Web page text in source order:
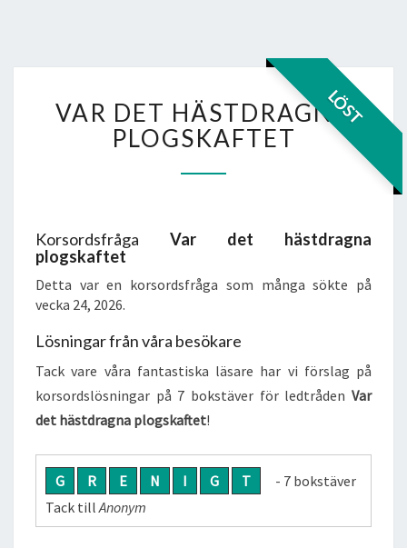
LÖST
DET
HÄSTDRAGNA
PLOGSKAFTET
VAR DET HÄSTDRAGNA
PLOGSKAFTET
Korsordsfråga Var det hästdragna
plogskaftet
Detta var en korsordsfråga som många sökte på
vecka 24, 2026.
Lösningar från våra besökare
Tack vare våra fantastiska läsare har vi förslag på
korsordslösningar på 7 bokstäver för ledtråden Var
det hästdragna plogskaftet!
G R E N I G T
- 7 bokstäver
Tack tillAnonym